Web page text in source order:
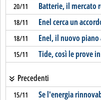
20/11 Batterie, il mercato
18/11 Enel cerca un
18/11 Enel, il nuovo
15/11 Tide, così le prove
Precedenti
15/11 Se l'energia